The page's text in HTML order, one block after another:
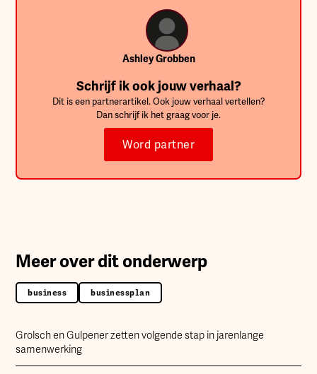
Ashley Grobben
Schrijf ik ook jouw verhaal?
Dit is een partnerartikel. Ook jouw verhaal vertellen?
Dan schrijf ik het graag voor je.
Word partner
Meer over dit onderwerp
business businessplan
Grolsch en Gulpener zetten volgende stap in jarenlange
samenwerking